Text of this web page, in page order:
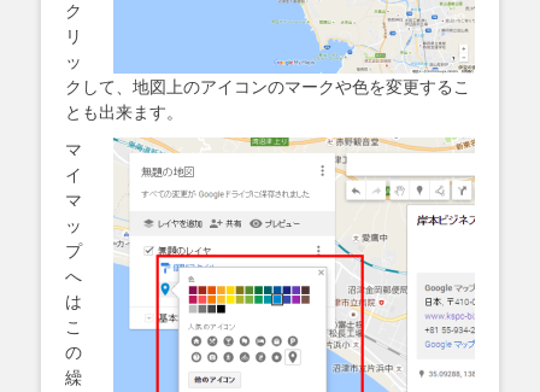
ク
リ
ッ
クして、地図上のアイコンのマークや色を変更するこ
とも出来ます。
マ
イ
マ
ッ
プ
へ
は
こ
の
繰